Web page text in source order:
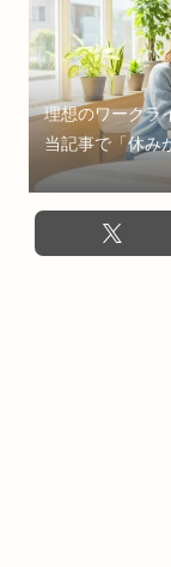
理想のワークラ
当記事で「休み